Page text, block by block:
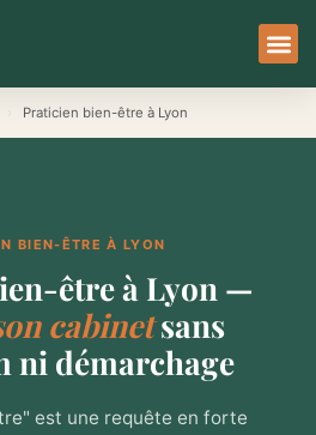
Praticien bien-être à Lyon
BIEN-ÊTRE À LYON
être à Lyon —
cabinetsans
ni démarchage
est une requête en forte